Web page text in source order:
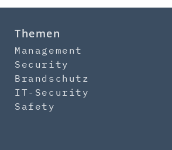
Themen
Management
Security
Brandschutz
IT-Security
Safety